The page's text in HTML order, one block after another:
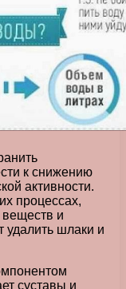
к снижению
активности.
процессах,
веществ и
удалить шлаки и
суставы и